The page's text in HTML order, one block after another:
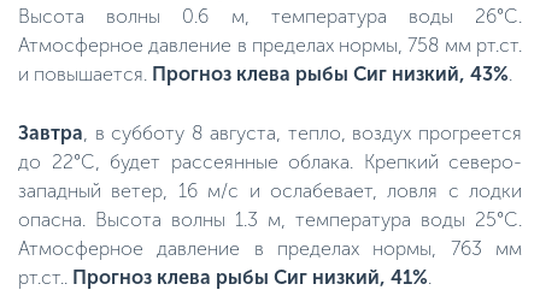
Высота волны 0.6 м, температура воды 26°C.
Атмосферное давление в пределах нормы, 758 мм рт.ст.
и повышается. Прогноз клева рыбы Сиг низкий, 43%.
Завтра, в субботу 8 августа, тепло, воздух прогреется
до 22°C, будет рассеянные облака. Крепкий северо-
западный ветер, 16 м/с и ослабевает, ловля с лодки
опасна. Высота волны 1.3 м, температура воды 25°C.
Атмосферное давление в пределах нормы, 763 мм
рт.ст.. Прогноз клева рыбы Сиг низкий, 41%.